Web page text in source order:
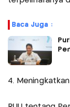
Baca Juga :
4.